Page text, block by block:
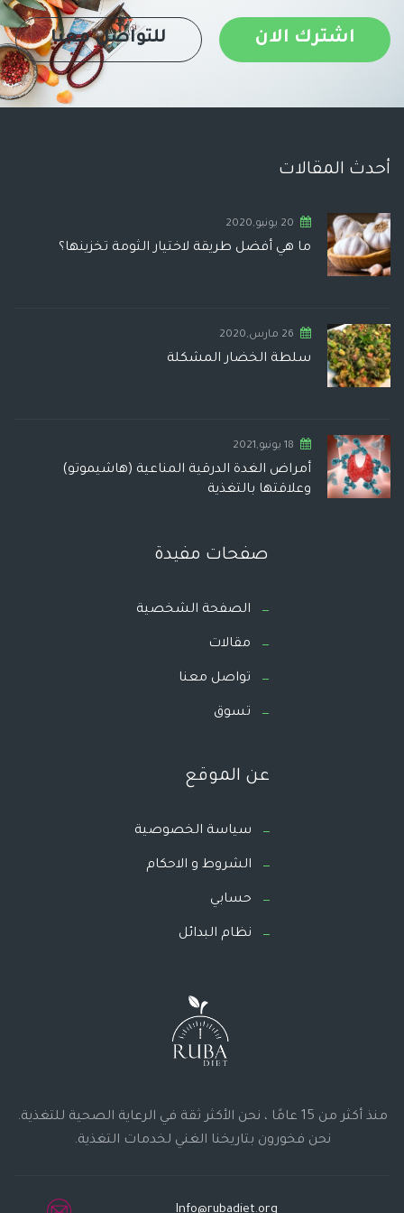
اشترك الان للتواصل معنا
أحدث المقالات
20 يونيو,2020
ما هي أفضل طريقة لاختيار الثومة تخزينها؟
26 مارس,2020
سلطة الخضار المشكلة
18 يونيو,2021
أمراض الغدة الدرقية المناعية (هاشيموتو)
وعلاقتها بالتغذية
صفحات مفيدة
الصفحة الشخصية
مقالات
تواصل معنا
تسوق
عن الموقع
سياسة الخصوصية
الشروط و الاحكام
حسابي
نظام البدائل
منذ أكثر من 15 عامًا ، نحن الأكثر ثقة في الرعاية الصحية للتغذية.
نحن فخورون بتاريخنا الغني لخدمات التغذية.
Info@rubadiet.org